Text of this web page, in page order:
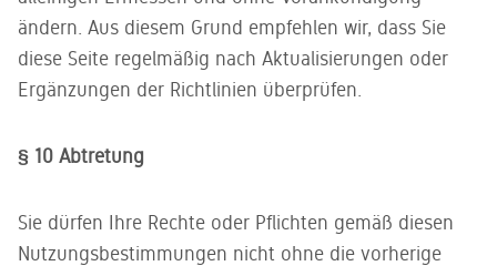
ändern. Aus diesem Grund empfehlen wir, dass Sie
diese Seite regelmäßig nach Aktualisierungen oder
Ergänzungen der Richtlinien überprüfen.
§ 10 Abtretung
Sie dürfen Ihre Rechte oder Pflichten gemäß diesen
Nutzungsbestimmungen nicht ohne die vorherige